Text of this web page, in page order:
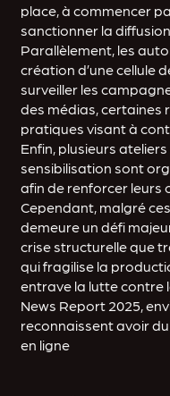
place, à commencer
sanctionner la
Parallèlement, les
création d’une cellule
surveiller les
des médias, certaines
pratiques visant à
Enfin, plusieurs
sensibilisation sont
afin de renforcer leurs
Cependant, malgré
demeure un défi
crise structurelle que
qui fragilise la
entrave la lutte contre
News Report 2025,
reconnaissent avoir
en ligne